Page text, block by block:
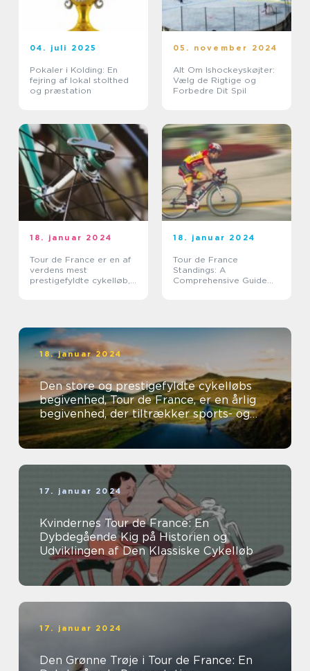
04. juli 2025
Pokaler i Kolding: En
fejring af lokal stolthed
og præstation
05. november 2024
Alt Om Ishockeyskøjter:
Vælg de Rigtige og
Forbedre Dit Spil
18. januar 2024
Tour de France er en af
verdens mest
prestigefyldte cykelløb,
18. januar 2024
Tour de France
Standings: A
Comprehensive Guide
18. januar 2024
Den store og prestigefyldte cykelløbs
begivenhed, Tour de France, er en årlig
begivenhed, der tiltrækker sports- og
fritidsentusiaster fra hele verden...
17. januar 2024
Kvindernes Tour de France: En
Dybdegående Kig på Historien og
Udviklingen af Den Klassiske Cykelløb
17. januar 2024
Den Grønne Trøje i Tour de France: En